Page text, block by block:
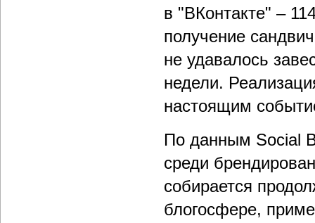
в "ВКонтакте" –
получение
не удавалось
недели.
настоящим
По данным Social
среди
собирается
блогосфере,